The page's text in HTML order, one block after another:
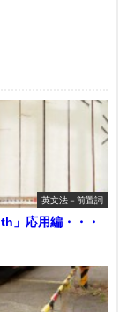
英文法－前置詞
」応用編・・・